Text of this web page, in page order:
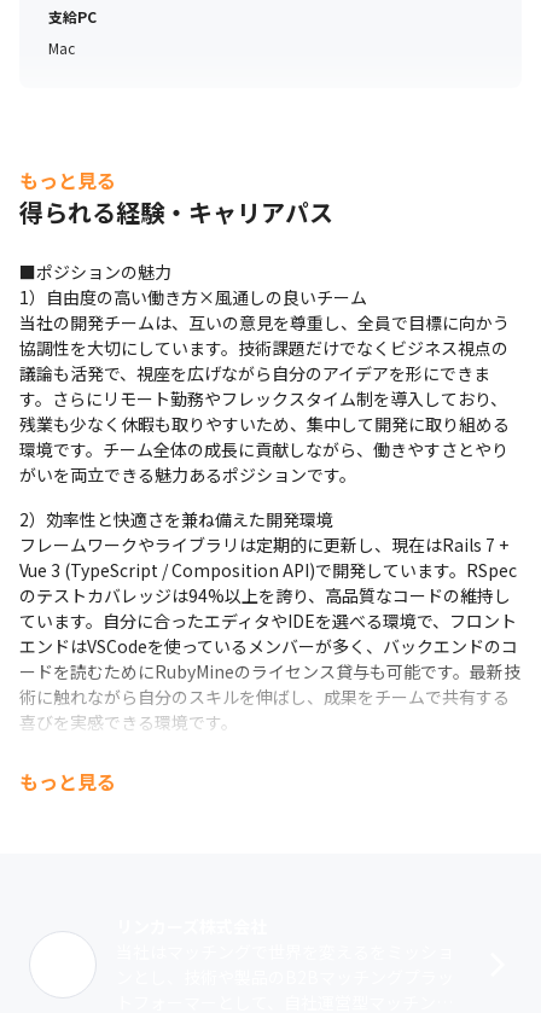
支給PC
Mac
もっと見る
得られる経験・キャリアパス
■ポジションの魅力
1）自由度の高い働き方×風通しの良いチーム
当社の開発チームは、互いの意見を尊重し、全員で目標に向かう
協調性を大切にしています。技術課題だけでなくビジネス視点の
議論も活発で、視座を広げながら自分のアイデアを形にできま
す。さらにリモート勤務やフレックスタイム制を導入しており、
残業も少なく休暇も取りやすいため、集中して開発に取り組める
環境です。チーム全体の成長に貢献しながら、働きやすさとやり
がいを両立できる魅力あるポジションです。
2）効率性と快適さを兼ね備えた開発環境
フレームワークやライブラリは定期的に更新し、現在はRails 7 +
Vue 3 (TypeScript / Composition API)で開発しています。RSpec
のテストカバレッジは94%以上を誇り、高品質なコードの維持し
ています。自分に合ったエディタやIDEを選べる環境で、フロント
エンドはVSCodeを使っているメンバーが多く、バックエンドのコ
ードを読むためにRubyMineのライセンス貸与も可能です。最新技
術に触れながら自分のスキルを伸ばし、成果をチームで共有する
喜びを実感できる環境です。
Rubyの生みの親・まつもとゆきひろ氏を技術顧問に迎え、定期的
れます。
もっと見る